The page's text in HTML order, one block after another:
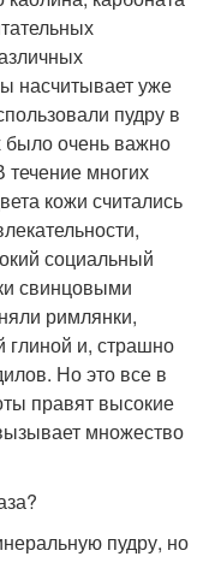
насчитывает уже
пудру в
было очень важно
течение многих
кожи считались
социальный
свинцовыми
римлянки,
глиной и, страшно
Но это все в
правят высокие
множество
пудру, но